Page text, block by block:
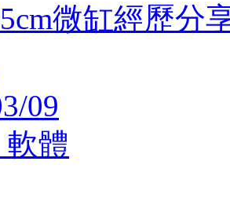
微缸經歷分
09
體